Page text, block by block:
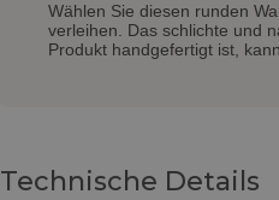
Wählen Sie diesen runden
verleihen. Das schlichte und
Produkt handgefertigt ist,
Technische Details